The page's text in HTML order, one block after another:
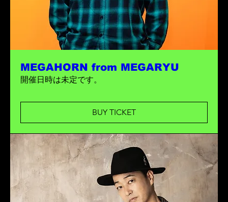
MEGAHORN from MEGARYU
開催日時は未定です。
BUY TICKET